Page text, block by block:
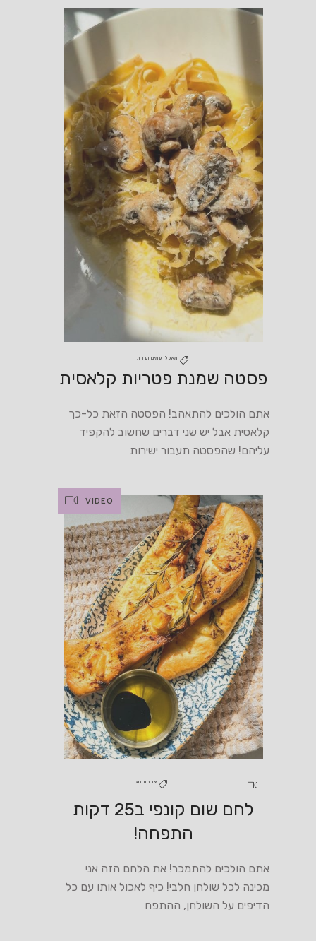
מאכלי עמים ועדות
פסטה שמנת פטריות קלאסית
אתם הולכים להתאהב! הפסטה הזאת כל-כך
קלאסית אבל יש שני דברים שחשוב להקפיד
עליהם! שהפסטה תעבור ישירות
VIDEO
ארוחת חג
לחם שום קונפי ב25 דקות
התפחה!
אתם הולכים להתמכר! את הלחם הזה אני
מכינה לכל שולחן חלבי! כיף לאכול אותו עם כל
הדיפים על השולחן, ההתפח